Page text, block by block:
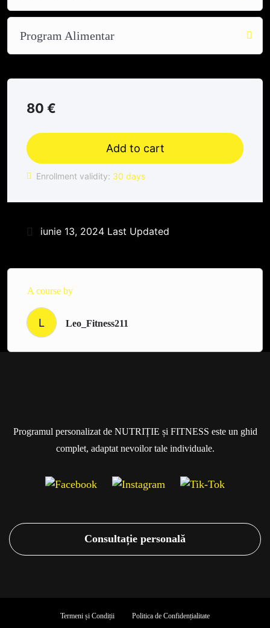
Program Alimentar
80 €
Add to cart
Enrollment validity: 30 days
iunie 13, 2024 Last Updated
A course by
L Leo_Fitness211
Programul personalizat de NUTRIȚIE și FITNESS este un ghid
complet, adaptat nevoilor tale individuale.
Consultație personală
Termeni și Condiții Politica de Confidențialitate